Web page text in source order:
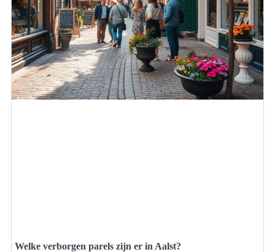
Welke verborgen parels zijn er in Aalst?